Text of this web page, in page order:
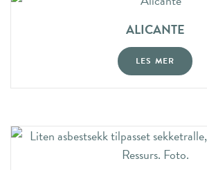
ALICANTE
LES MER